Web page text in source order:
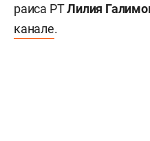
раиса РТЛилия
канале.